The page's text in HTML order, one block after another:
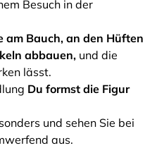
Besuch in der
am Bauch, an den Hüften
abbauen, und die
lässt.
Du formst die Figur
und sehen Sie bei
aus.